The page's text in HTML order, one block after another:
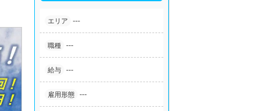
エリア ---
職種 ---
給与 ---
雇用形態 ---